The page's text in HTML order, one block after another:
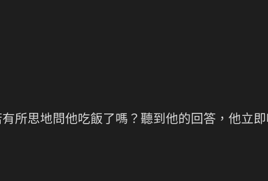
所思地問他吃飯了嗎？聽到他的回答，他立